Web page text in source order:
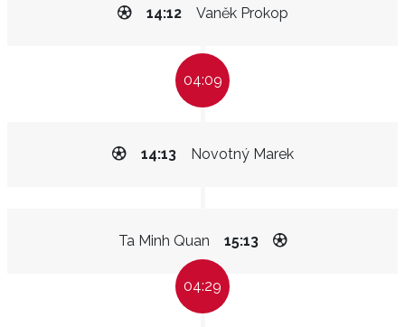
Vaněk Prokop
14:12
04:09
Novotný Marek
14:13
Ta Minh Quan 15:13
04:29